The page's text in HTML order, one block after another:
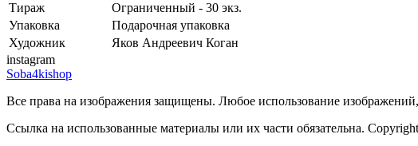
Тираж
Ограниченный - 30 экз.
Упаковка
Подарочная упаковка
Художник
Яков Андреевич Коган
instagram
Soba4kishop
Все права на изображения защищены. Любое использование
Ссылка на использованные материалы или их части обязательна.